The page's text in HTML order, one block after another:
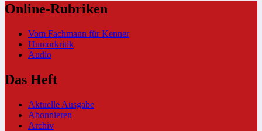
Online-Rubriken
Vom Fachmann für Kenner
Humorkritik
Audio
Das Heft
Aktuelle Ausgabe
Abonnieren
Archiv